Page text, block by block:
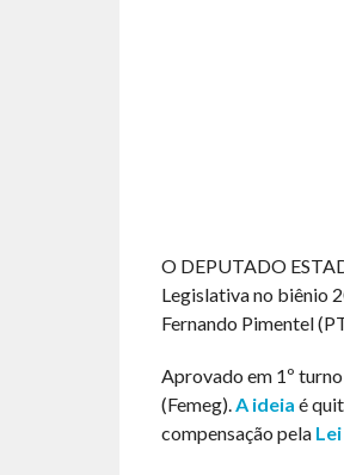
O DEPUTADO
Legislativa no biênio
Fernando Pimentel
Aprovado em 1º
(Femeg). A ideia é
compensação pela